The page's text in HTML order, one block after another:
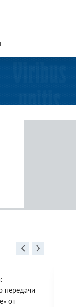
передачи
от